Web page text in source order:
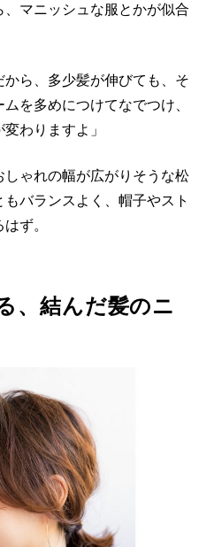
、マニッシュな服とかが似合
から、多少髪が伸びても、そ
を多めにつけてなでつけ、
わりますよ」
ゃれの幅が広がりそうな松
バランスよく、帽子やスト
ず。
、結んだ髪のニ